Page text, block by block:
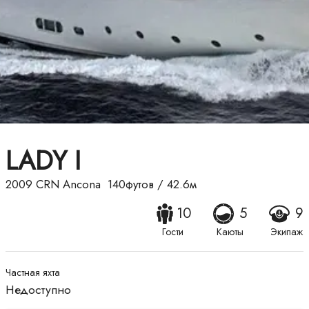
LADY I
2009 CRN Ancona 140футов / 42.6м
10
Гости
5
Каюты
9
Экипаж
Частная яхта
Недоступно